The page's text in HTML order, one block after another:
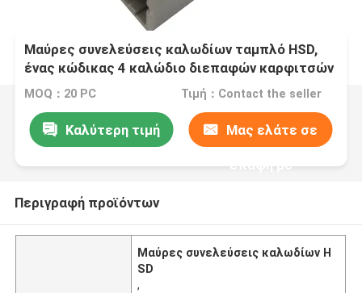
Μαύρες συνελεύσεις καλωδίων ταμπλό HSD,
ένας κώδικας 4 καλώδιο διεπαφών καρφιτσών
HSD USB
MOQ：20 PC Τιμή：Contact the seller
Καλύτερη τιμή Μας ελάτε σε
επαφή με
Περιγραφή προϊόντων
Μαύρες συνελεύσεις καλωδίων H
SD
,